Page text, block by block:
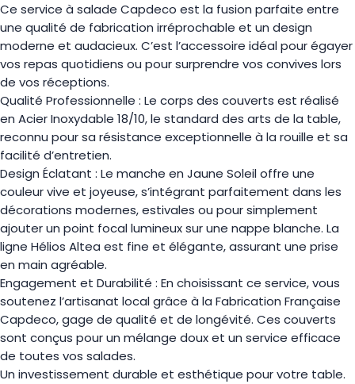
Ce service à salade Capdeco est la fusion parfaite entre
une qualité de fabrication irréprochable et un design
moderne et audacieux. C’est l’accessoire idéal pour égayer
vos repas quotidiens ou pour surprendre vos convives lors
de vos réceptions.
Qualité Professionnelle : Le corps des couverts est réalisé
en Acier Inoxydable 18/10, le standard des arts de la table,
reconnu pour sa résistance exceptionnelle à la rouille et sa
facilité d’entretien.
Design Éclatant : Le manche en Jaune Soleil offre une
couleur vive et joyeuse, s’intégrant parfaitement dans les
décorations modernes, estivales ou pour simplement
ajouter un point focal lumineux sur une nappe blanche. La
ligne Hélios Altea est fine et élégante, assurant une prise
en main agréable.
Engagement et Durabilité : En choisissant ce service, vous
soutenez l’artisanat local grâce à la Fabrication Française
Capdeco, gage de qualité et de longévité. Ces couverts
sont conçus pour un mélange doux et un service efficace
de toutes vos salades.
Un investissement durable et esthétique pour votre table.